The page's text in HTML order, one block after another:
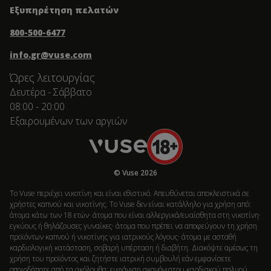
Εξυπηρέτηση πελατών
800-500-6477
info.gr@vuse.com
Ώρες λειτουργίας
Δευτέρα - Σάββατο
08:00 - 20:00
Εξαιρουμένων των αργιών
© Vuse 2026
Το Vuse περιέχει νικοτίνη και είναι εθιστικό. Απευθύνεται αποκλειστικά σε
χρήστες καπνού και νικοτίνης. Το Vuse δεν είναι κατάλληλο για χρήση από:
άτομα κάτω των 18 ετών· άτομα που είναι αλλεργικά/ευαίσθητα στη νικοτίνη·
εγκύους ή θηλάζουσες γυναίκες· άτομα που πρέπει να αποφεύγουν τη χρήση
προϊόντων καπνού ή νικοτίνης για ιατρικούς λόγους· άτομα με ασταθή
καρδιολογική κατάσταση, σοβαρή υπέρταση ή διαβήτη. Διακόψτε αμέσως τη
χρήση του προϊόντος και ζητήστε ιατρική συμβουλή εάν εμφανίσετε